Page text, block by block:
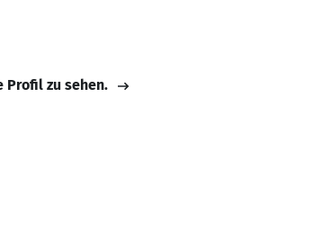
Profil zu sehen.